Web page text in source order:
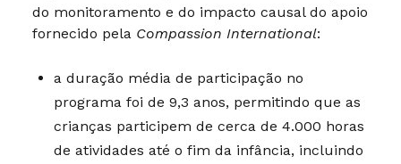
do monitoramento e do impacto causal do apoio
fornecido pela Compassion International:
a duração média de participação no
programa foi de 9,3 anos, permitindo que as
crianças participem de cerca de 4.000 horas
de atividades até o fim da infância, incluindo